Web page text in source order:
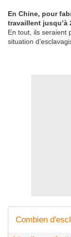
En Chine, pour
travaillent jusqu’à
En tout, ils seraient
situation
Combien